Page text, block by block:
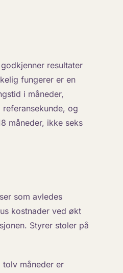
resultater
fungerer er en
i måneder,
og
måneder, ikke seks
som avledes
kostnader ved økt
Styrer stoler på
tolv måneder er